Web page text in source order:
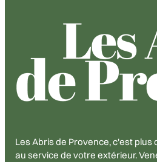
Les Abris de Provence, c'est plus
au service de votre extérieur.